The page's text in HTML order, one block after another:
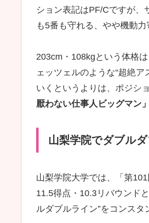
ション表記はPF/Cですが、
も5番も守れる、やや機動
203cm・108kgという体格
ェッツェルのような“超絶
いくというよりは、ポジシ
厭わない仕事人ビッグマン」
山梨学院でダブル
山梨学院大学では、「第
11.5得点・10.3リバウンド
ルダブルライン”をコンスタ